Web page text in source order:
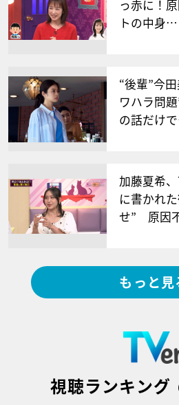
っ赤に！
トの中身…
“後輩”今
ワハラ問
の話だけ
加藤夏希
に書かれ
せ” 原因
もっと見
視聴ランキング